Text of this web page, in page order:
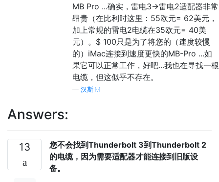
MB Pro ...确实，雷电3->雷电2适配器非常
昂贵（在比利时这里：55欧元= 62美元，
加上常规的雷电2电缆在35欧元= 40美
元）。$ 100只是为了将您的（速度较慢
的）iMac连接到速度更快的MB-Pro ...如
果它可以正常工作，好吧...我也在寻找一根
电缆，但这似乎不存在。
汉斯·M
Answers:
13
您不会找到Thunderbolt 3到Thunderbolt 2
的电缆，因为需要适配器才能连接到旧版设
备。